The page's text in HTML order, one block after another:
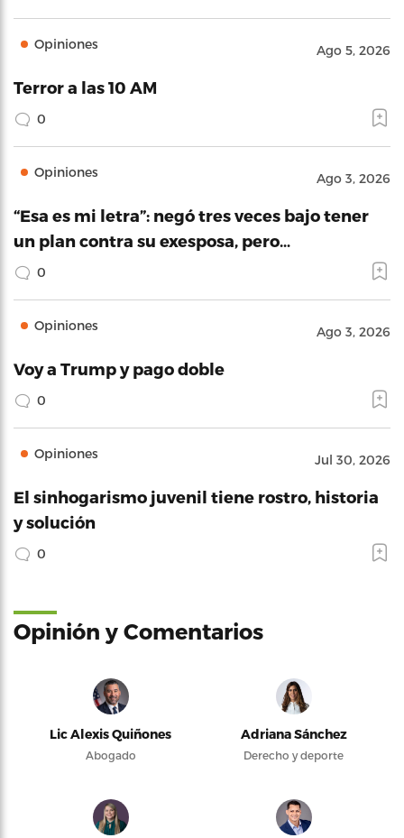
Opiniones Ago 5, 2026
Terror a las 10 AM
0
Opiniones Ago 3, 2026
“Esa es mi letra”: negó tres veces bajo tener
un plan contra su exesposa, pero…
0
Opiniones Ago 3, 2026
Voy a Trump y pago doble
0
Opiniones Jul 30, 2026
El sinhogarismo juvenil tiene rostro, historia
y solución
0
Opinión y Comentarios
Lic Alexis Quiñones
Abogado
Adriana Sánchez
Derecho y deporte